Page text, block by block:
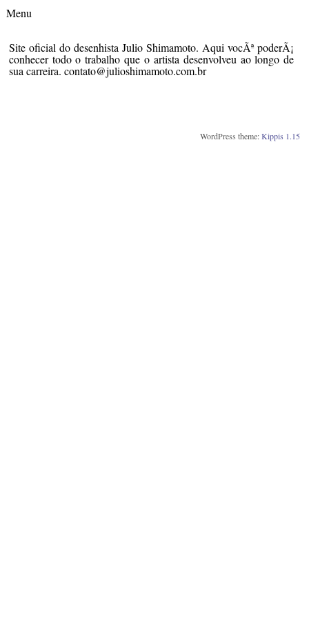
Menu
Site oficial do desenhista Julio Shimamoto. Aqui vocÃª poderÃ¡
conhecer todo o trabalho que o artista desenvolveu ao longo de
sua carreira. contato@julioshimamoto.com.br
WordPress theme:Kippis 1.15